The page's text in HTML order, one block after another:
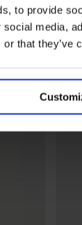
to provide
media,
that